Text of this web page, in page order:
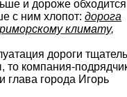
и дороже обходится
с ним хлопот: дорога
климату,
дороги
то компания-
глава города Игорь